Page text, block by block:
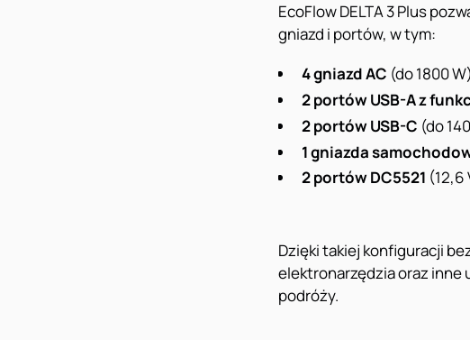
EcoFlow DELTA 3 Plus
gniazd i portów, w tym:
4 gniazd AC (do 1800
2 portów USB-A z
2 portów USB-C (do
1 gniazda
2 portów DC5521 (12,6
Dzięki takiej konfiguracji
elektronarzędzia oraz inne
podróży.